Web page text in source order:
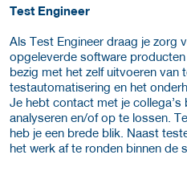
Test Engineer
Als Test Engineer draag je zorg
opgeleverde software
bezig met het zelf uitvoeren van
testautomatisering en het
Je hebt contact met je
analyseren en/of op te lossen.
heb je een brede blik. Naast
het werk af te ronden binnen de